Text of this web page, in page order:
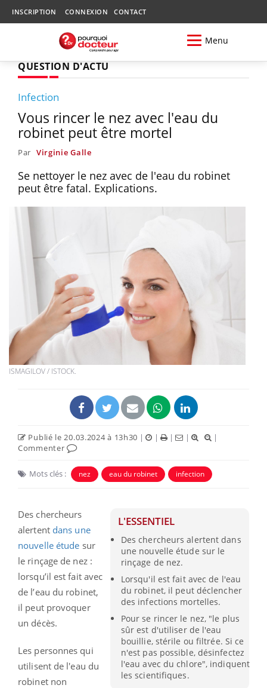
INSCRIPTION CONNEXION CONTACT
Menu
QUESTION D'ACTU
Infection
Vous rincer le nez avec l'eau du
robinet peut être mortel
Par Virginie Galle
Se nettoyer le nez avec de l'eau du robinet
peut être fatal. Explications.
ISMAGILOV / ISTOCK.
Publié le 20.03.2024 à 13h30 | | | |
|
Commenter
Mots clés : nez eau du robinet infection
L'ESSENTIEL
Des chercheurs alertent dans
une nouvelle étude sur le
rinçage de nez.
Lorsqu'il est fait avec de l'eau
du robinet, il peut déclencher
des infections mortelles.
Pour se rincer le nez, "le plus
sûr est d'utiliser de l'eau
bouillie, stérile ou filtrée. Si ce
n'est pas possible, désinfectez
l'eau avec du chlore", indiquent
les scientifiques.
Des chercheurs
alertent dans une
nouvelle étude sur
le rinçage de nez :
lorsqu’il est fait avec
de l’eau du robinet,
il peut provoquer
un décès.
Les personnes qui
utilisent de l'eau du
robinet non